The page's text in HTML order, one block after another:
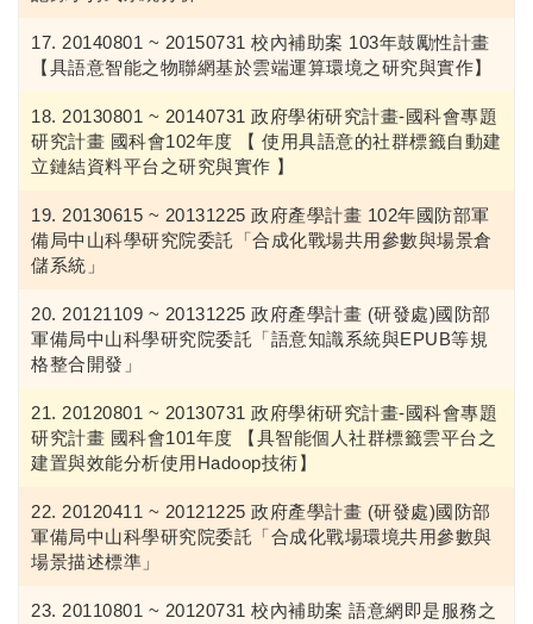
20140801 ~ 20150731 校內補助案 103年鼓勵性計畫
【具語意智能之物聯網基於雲端運算環境之研究與實作】
20130801 ~ 20140731 政府學術研究計畫-國科會專題
研究計畫 國科會102年度 【 使用具語意的社群標籤自動建
立鏈結資料平台之研究與實作 】
20130615 ~ 20131225 政府產學計畫 102年國防部軍
備局中山科學研究院委託「合成化戰場共用參數與場景倉
儲系統」
20121109 ~ 20131225 政府產學計畫 (研發處)國防部
軍備局中山科學研究院委託「語意知識系統與EPUB等規
格整合開發」
20120801 ~ 20130731 政府學術研究計畫-國科會專題
研究計畫 國科會101年度 【具智能個人社群標籤雲平台之
建置與效能分析使用Hadoop技術】
20120411 ~ 20121225 政府產學計畫 (研發處)國防部
軍備局中山科學研究院委託「合成化戰場環境共用參數與
場景描述標準」
20110801 ~ 20120731 校內補助案 語意網即是服務之